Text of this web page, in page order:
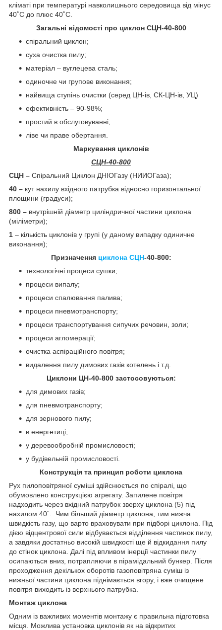
кліматі при температурі навколишнього середовища від мінус
40˚С до плюс 40˚С.
Загальні відомості про циклон CЦН-40-800
спіральний циклон;
суха очистка пилу;
матеріал – вуглецева сталь;
одиночне чи групове виконання;
найвища ступінь очистки (серед ЦН-ів, СК-ЦН-ів, УЦ)
ефективність – 90-98%;
простий в обслуговуванні;
ліве чи праве обертання.
Маркування циклонів
СЦН-40-800
СЦН – Спіральний Циклон ДНІОГазу (НИИОГаза);
40 – кут нахилу вхідного патрубка відносно горизонтальної
площини (градуси);
800 – внутрішній діаметр циліндричної частини циклона
(міліметри);
1 – кількість циклонів у групі (у даному випадку одиничне
виконання);
Призначення циклона СЦН-40-800:
технологічні процеси сушки;
процеси випалу;
процеси спалювання палива;
процеси пневмотранспорту;
процеси транспортування сипучих речовин, золи;
процеси агломерації;
очистка аспіраційного повітря;
видалення пилу димових газів котелень і т.д.
Циклони ЦН-40-800 застосовуються:
для димових газів;
для пневмотранспорту;
для зернового пилу;
в енергетиці;
у деревообробній промисловості;
у будівельній промисловості.
Конструкція та принцип роботи циклона
Рух пилоповітряної суміші здійснюється по спіралі, що
обумовлено конструкцією агрегату. Запилене повітря
надходить через вхідний патрубок зверху циклона (5) під
нахилом 40˚. Чим більший діаметр циклона, тим нижча
швидкість газу, що варто враховувати при підборі циклона. Під
дією відцентрової сили відбувається відділення частинок пилу,
а завдяки достатньо високій швидкості ще й відкидання пилу
до стінок циклона. Далі під впливом інерції частинки пилу
осипаються вниз, потрапляючи в пірамідальний бункер. Після
проходження декількох оборотів газоповітряна суміш із
нижньої частини циклона піднімається вгору, і вже очищене
повітря виходить із верхнього патрубка.
Монтаж циклона
Одним із важливих моментів монтажу є правильна підготовка
місця. Можлива установка циклонів як на відкритих